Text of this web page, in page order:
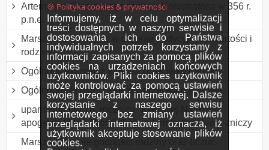
🍪 Polityka cookies & prywatności
Informujemy, iż w celu optymalizacji
treści dostępnych w naszym serwisie i
dostosowania ich do Państwa
indywidualnych potrzeb korzystamy z
informacji zapisanych za pomocą plików
cookies na urządzeniach końcowych
użytkowników. Pliki cookies użytkownik
może kontrolować za pomocą ustawień
swojej przeglądarki internetowej. Dalsze
korzystanie z naszego serwisu
internetowego bez zmiany ustawień
przeglądarki internetowej oznacza, iż
użytkownik akceptuje stosowanie plików
cookies.
Artemidy w Efezie przez szewca Herostratesa w 356 r.
p.n.e.
Marsz rodzin - marsz w obronie tradycyjnych wartości i
rodziny
Ogólnopolski marsz kibiców przeciwko pedofilii
Ogólnopolski marsz kibiców przeciwko pedofilii
upamiętnienie 76. rocznicy "Krwawej Niedzieli" -
apogeum Rzezi Wołyńskiej, w formie zapalenia zniczy
Marsz w obronie godności rodziny oraz uczuć